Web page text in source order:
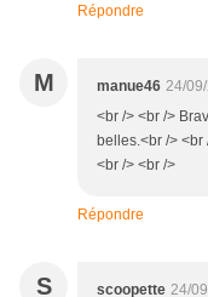
Répondre
M manue46 24/
<br /> <br />
belles.<br /> <br
<br /> <br />
Répondre
S scoopette 24/